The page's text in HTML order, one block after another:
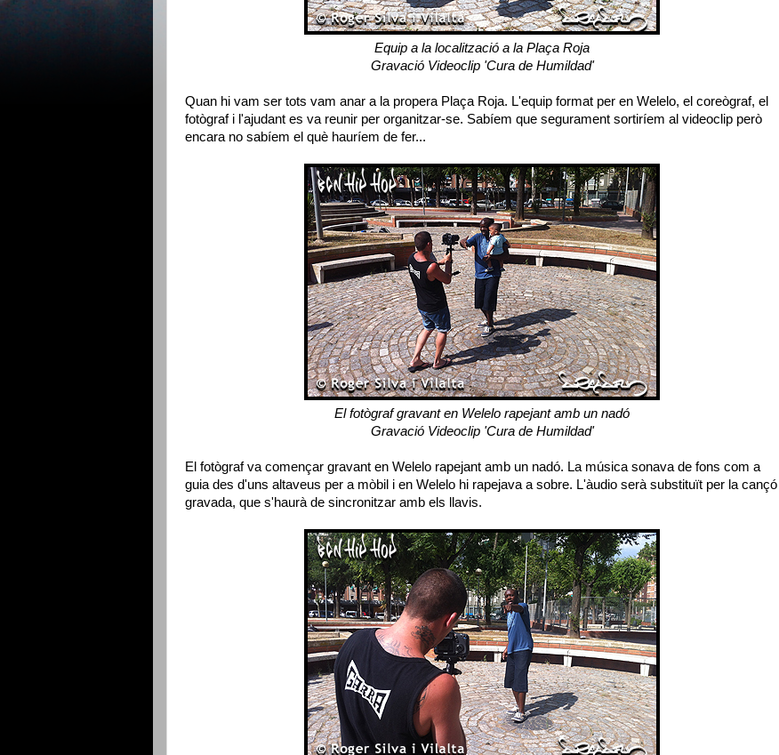
Equip a la localització a la Plaça Roja
Gravació Videoclip 'Cura de Humildad'
Quan hi vam ser tots vam anar a la propera Plaça Roja. L'equip format per en Welelo, el coreògraf, el
fotògraf i l'ajudant es va reunir per organitzar-se. Sabíem que segurament sortiríem al videoclip però
encara no sabíem el què hauríem de fer...
El fotògraf gravant en Welelo rapejant amb un nadó
Gravació Videoclip 'Cura de Humildad'
El fotògraf va començar gravant en Welelo rapejant amb un nadó. La música sonava de fons com a
guia des d'uns altaveus per a mòbil i en Welelo hi rapejava a sobre. L'àudio serà substituït per la cançó
gravada, que s'haurà de sincronitzar amb els llavis.